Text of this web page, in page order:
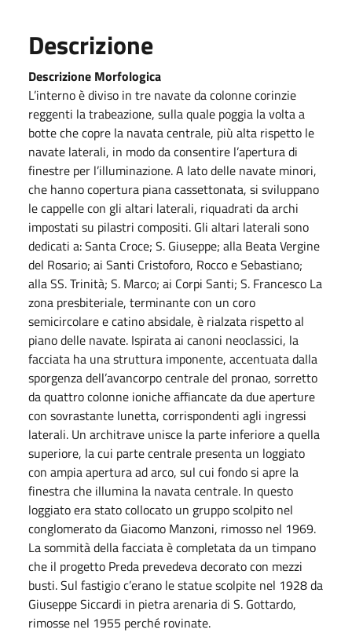
Descrizione
Descrizione Morfologica
L’interno è diviso in tre navate da colonne corinzie
reggenti la trabeazione, sulla quale poggia la volta a
botte che copre la navata centrale, più alta rispetto le
navate laterali, in modo da consentire l’apertura di
finestre per l’illuminazione. A lato delle navate minori,
che hanno copertura piana cassettonata, si sviluppano
le cappelle con gli altari laterali, riquadrati da archi
impostati su pilastri compositi. Gli altari laterali sono
dedicati a: Santa Croce; S. Giuseppe; alla Beata Vergine
del Rosario; ai Santi Cristoforo, Rocco e Sebastiano;
alla SS. Trinità; S. Marco; ai Corpi Santi; S. Francesco La
zona presbiteriale, terminante con un coro
semicircolare e catino absidale, è rialzata rispetto al
piano delle navate. Ispirata ai canoni neoclassici, la
facciata ha una struttura imponente, accentuata dalla
sporgenza dell’avancorpo centrale del pronao, sorretto
da quattro colonne ioniche affiancate da due aperture
con sovrastante lunetta, corrispondenti agli ingressi
laterali. Un architrave unisce la parte inferiore a quella
superiore, la cui parte centrale presenta un loggiato
con ampia apertura ad arco, sul cui fondo si apre la
finestra che illumina la navata centrale. In questo
loggiato era stato collocato un gruppo scolpito nel
conglomerato da Giacomo Manzoni, rimosso nel 1969.
La sommità della facciata è completata da un timpano
che il progetto Preda prevedeva decorato con mezzi
busti. Sul fastigio c’erano le statue scolpite nel 1928 da
Giuseppe Siccardi in pietra arenaria di S. Gottardo,
rimosse nel 1955 perché rovinate.